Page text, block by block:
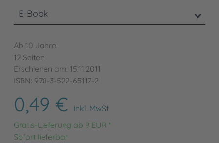
E-Book
Ab 10 Jahre
12 Seiten
Erschienen am: 15.11.2011
ISBN: 978-3-522-65117-2
0,49 €
inkl. MwSt
Gratis-Lieferung ab 9 EUR *
Sofort lieferbar